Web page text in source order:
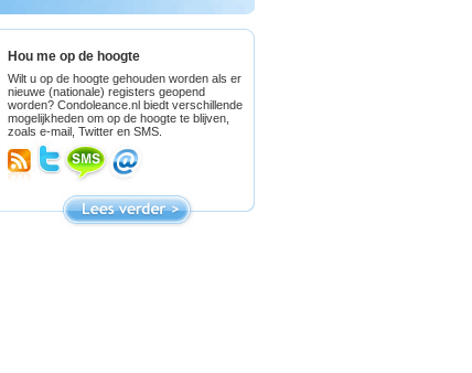
Hou me op de hoogte
Wilt u op de hoogte gehouden worden als er
nieuwe (nationale) registers geopend
worden? Condoleance.nl biedt verschillende
mogelijkheden om op de hoogte te blijven,
zoals e-mail, Twitter en SMS.